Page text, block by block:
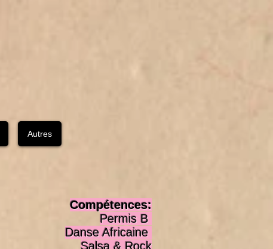
Autres
Compétences:
Permis B
Danse Africaine
Salsa & Rock